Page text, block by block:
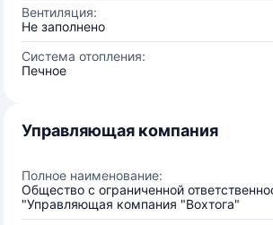
Вентиляция:
Не заполнено
Система отопления:
Печное
Управляющая компания
Полное наименование:
Общество с ограниченной
"Управляющая компания "Вохтога"